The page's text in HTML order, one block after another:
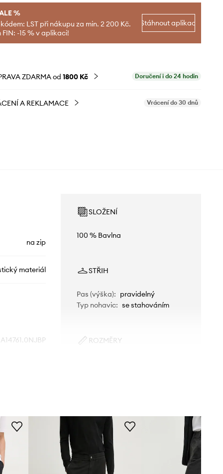
%
LST při nákupu za min. 2 200 Kč.
FIN: -15 % v aplikaci!
Stáhnout aplikaci
ZDARMA od 1800 Kč Doručení i do 24 hodin
A REKLAMACE Vrácení do 30 dnů
na zip
materiál
A14761.0NJBP
SLOŽENÍ
100 % Bavlna
STŘIH
Pas (výška): pravidelný
Typ nohavic: se stahováním
ROZMĚRY
Tabulka velikosti